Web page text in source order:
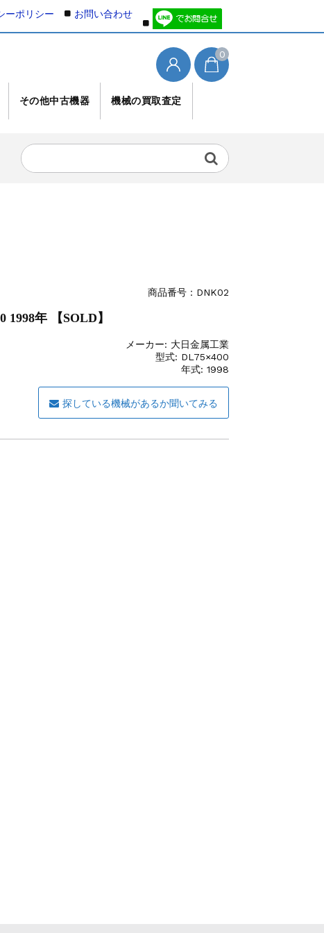
0
その他中古機器 機械の買取査定
ーポリシー お問い合わせ
商品番号： DNK02
年 【SOLD】
メーカー: 大日金属工業
型式: DL75×400
年式: 1998
探している機械があるか聞いてみる